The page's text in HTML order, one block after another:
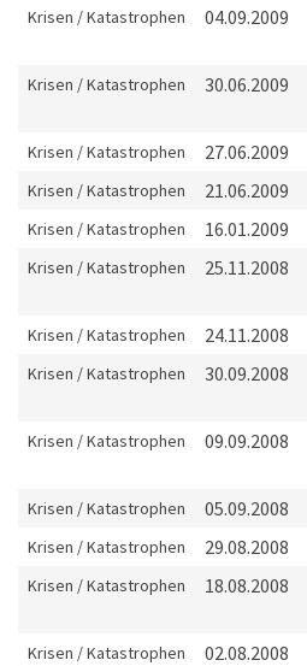
Krisen / Katastrophen 04.09.2009
Krisen / Katastrophen 30.06.2009
Krisen / Katastrophen 27.06.2009
Krisen / Katastrophen 21.06.2009
Krisen / Katastrophen 16.01.2009
Krisen / Katastrophen 25.11.2008
Krisen / Katastrophen 24.11.2008
Krisen / Katastrophen 30.09.2008
Krisen / Katastrophen 09.09.2008
Krisen / Katastrophen 05.09.2008
Krisen / Katastrophen 29.08.2008
Krisen / Katastrophen 18.08.2008
Krisen / Katastrophen 02.08.2008